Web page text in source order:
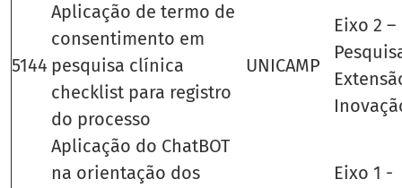
5144
Aplicação de termo de
consentimento em
pesquisa clínica
checklist para registro
do processo
UNICAMP
Eixo 2
Aplicação do ChatBOT
na orientação dos
Eixo 1 -